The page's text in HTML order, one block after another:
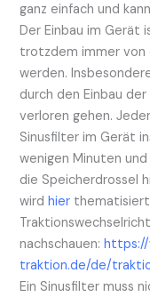
ganz einfach und
Der Einbau im Gerät
trotzdem immer von
werden.
durch den Einbau
verloren gehen.
Sinusfilter im Gerät
wenigen Minuten
die Speicherdrossel
wird hier
nachschauen:https://
traktion.de/de/
Ein Sinusfilter muss